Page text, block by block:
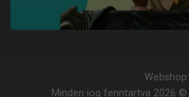
Webshop:
Minden jog fenntartva 2026 ©